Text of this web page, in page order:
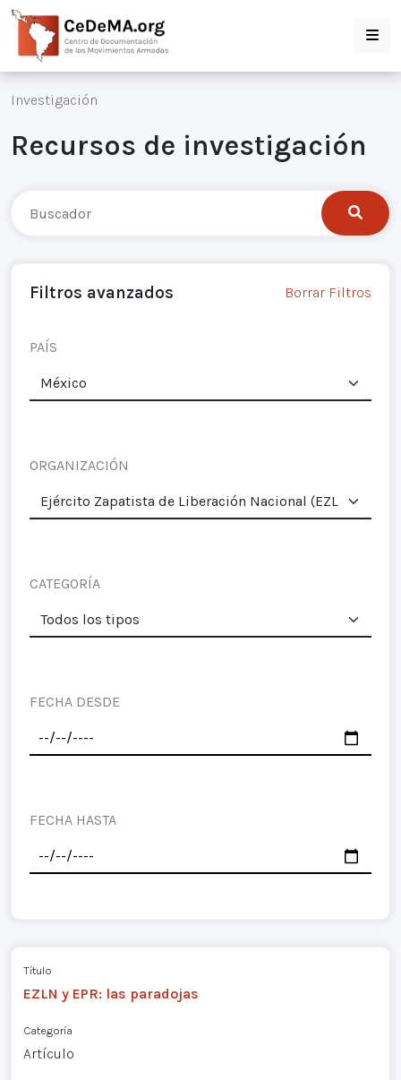
Investigación
Recursos de investigación
Filtros avanzados Borrar Filtros
PAÍS
ORGANIZACIÓN
CATEGORÍA
FECHA DESDE
FECHA HASTA
Título
EZLN y EPR: las paradojas
Categoría
Artículo